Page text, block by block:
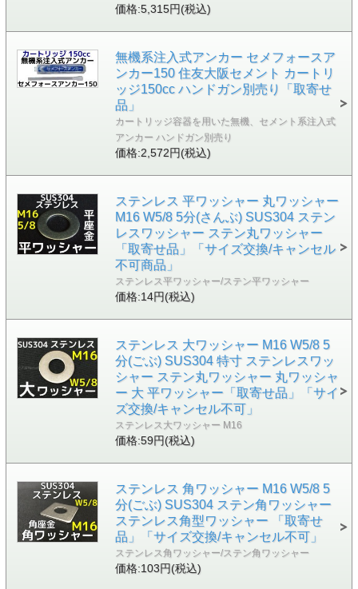
価格:5,315円(税込)
無機系注入式アンカー セメフォースア
ンカー150 住友大阪セメント カートリ
ッジ150cc ハンドガン別売り「取寄せ
品」
カートリッジ容器を用いた無機、セメント系注入式
アンカー ハンドガン別売り
価格:2,572円(税込)
ステンレス 平ワッシャー 丸ワッシャー
M16 W5/8 5分(さんぶ) SUS304 ステン
レスワッシャー ステン丸ワッシャー
「取寄せ品」「サイズ交換/キャンセル
不可商品」
ステンレス平ワッシャー/ステン平ワッシャー
価格:14円(税込)
ステンレス 大ワッシャー M16 W5/8 5
分(ごぶ) SUS304 特寸 ステンレスワッ
シャー ステン丸ワッシャー 丸ワッシャ
ー 大 平ワッシャー「取寄せ品」「サイ
ズ交換/キャンセル不可」
ステンレス大ワッシャー M16
価格:59円(税込)
ステンレス 角ワッシャー M16 W5/8 5
分(ごぶ) SUS304 ステン角ワッシャー
ステンレス角型ワッシャー 「取寄せ
品」「サイズ交換/キャンセル不可」
ステンレス角ワッシャー/ステン角ワッシャー
価格:103円(税込)